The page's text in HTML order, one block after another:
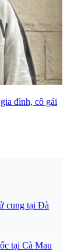
đình, cô gái
cung tại Đà
tại Cà Mau